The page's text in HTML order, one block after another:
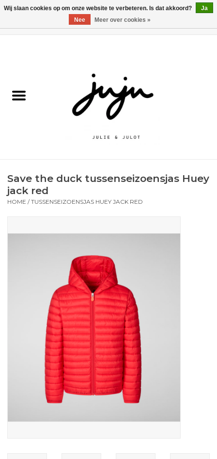
Kledij jongens
Schoenen
Cadeaubonnen
Save the duck tussenseizoensjas Huey
jack red
HOME /TUSSENSEIZOENSJAS HUEY JACK RED
Wij slaan cookies op om onze website te verbeteren. Is dat akkoord?
Ja
Nee
Meer over cookies »